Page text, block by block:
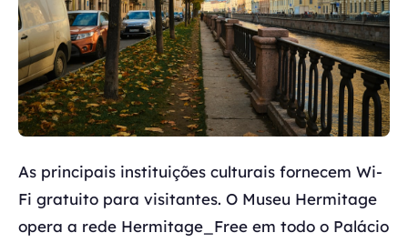
As principais instituições culturais fornecem Wi-
Fi gratuito para visitantes. O Museu Hermitage
opera a rede Hermitage_Free em todo o Palácio